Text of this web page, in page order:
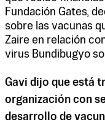
Fundación Gates,
sobre las vacunas
Zaire en relación
virus Bundibugyo
Gavi dijo que está
organización con
desarrollo de